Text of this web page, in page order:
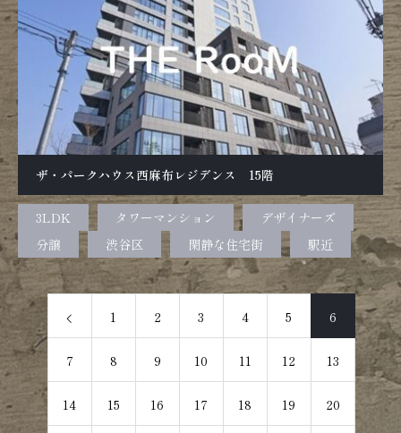
ザ・パークハウス西麻布レジデンス 15階
3LDK タワーマンション
デザイナーズ
分譲
渋谷区 閑静な住宅街 駅近
1 2 3 4 5 6
7 8 9 10 11 12 13
14 15 16 17 18 19 20